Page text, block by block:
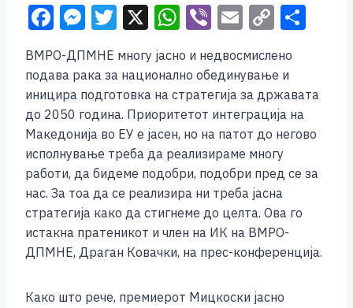
F
a
c
e
b
o
o
k
M
e
ss
e
n
g
er
T
tt
er
X W
at
s
A
p
p
Vi
er
E
ai
l
C
p
y
Li
n
k
e
ВМРО-ДПМНЕ многу јасно и недвосмислено
подава рака за национално обединување и
иницира подготовка на стратегија за државата
до 2050 година. Приоритетот интеграција на
Македонија во ЕУ е јасен, но на патот до негово
исполнување треба да реализираме многу
работи, да бидеме подобри, подобри пред се за
нас. За тоа да се реализира ни треба јасна
стратегија како да стигнеме до целта. Ова го
истакна пратеникот и член на ИК на ВМРО-
ДПМНЕ, Драган Ковачки, на прес-конференција.
Како што рече, премиерот Мицкоски јасно